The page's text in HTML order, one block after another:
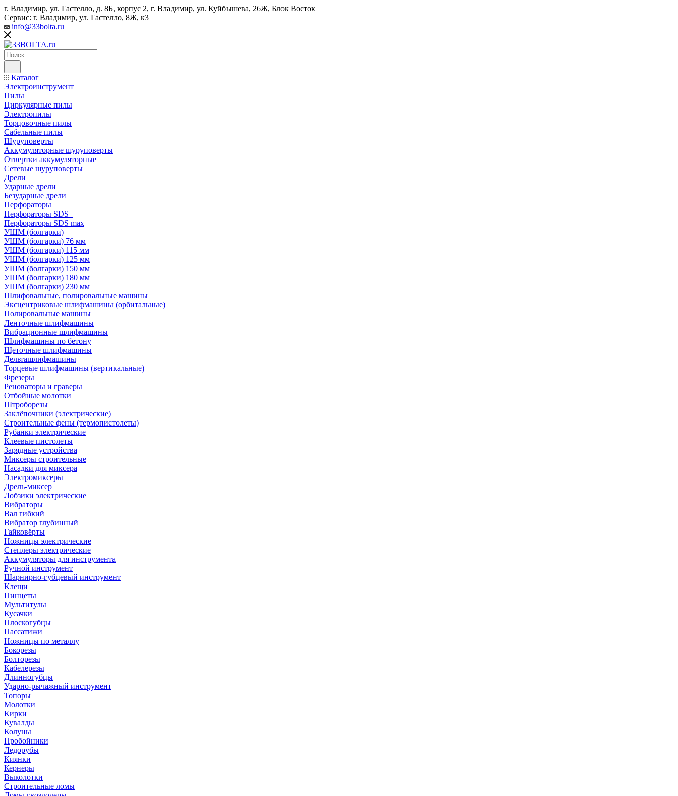
г. Владимир, ул. Гастелло, д. 8Б, корпус 2, г. Владимир, ул. ​Куйбышева, 26Ж, Блок Восток
Сервис: г. Владимир, ул. Гастелло, 8Ж, к3
info@33bolta.ru
Каталог
Электроинструмент
Пилы
Циркулярные пилы
Электропилы
Торцовочные пилы
Сабельные пилы
Шуруповерты
Аккумуляторные шуруповерты
Отвертки аккумуляторные
Сетевые шуруповерты
Дрели
Ударные дрели
Безударные дрели
Перфораторы
Перфораторы SDS+
Перфораторы SDS max
УШМ (болгарки)
УШМ (болгарки) 76 мм
УШМ (болгарки) 115 мм
УШМ (болгарки) 125 мм
УШМ (болгарки) 150 мм
УШМ (болгарки) 180 мм
УШМ (болгарки) 230 мм
Шлифовальные, полировальные машины
Эксцентриковые шлифмашины (орбитальные)
Полировальные машины
Ленточные шлифмашины
Вибрационные шлифмашины
Шлифмашины по бетону
Щеточные шлифмашины
Дельташлифмашины
Торцевые шлифмашины (вертикальные)
Фрезеры
Реноваторы и граверы
Отбойные молотки
Штроборезы
Заклёпочники (электрические)
Строительные фены (термопистолеты)
Рубанки электрические
Клеевые пистолеты
Зарядные устройства
Миксеры строительные
Насадки для миксера
Электромиксеры
Дрель-миксер
Лобзики электрические
Вибраторы
Вал гибкий
Вибратор глубинный
Гайковёрты
Ножницы электрические
Степлеры электрические
Аккумуляторы для инструмента
Ручной инструмент
Шарнирно-губцевый инструмент
Клещи
Пинцеты
Мультитулы
Кусачки
Плоскогубцы
Пассатижи
Ножницы по металлу
Бокорезы
Болторезы
Кабелерезы
Длинногубцы
Ударно-рычажный инструмент
Топоры
Молотки
Кирки
Кувалды
Колуны
Пробойники
Ледорубы
Киянки
Кернеры
Выколотки
Строительные ломы